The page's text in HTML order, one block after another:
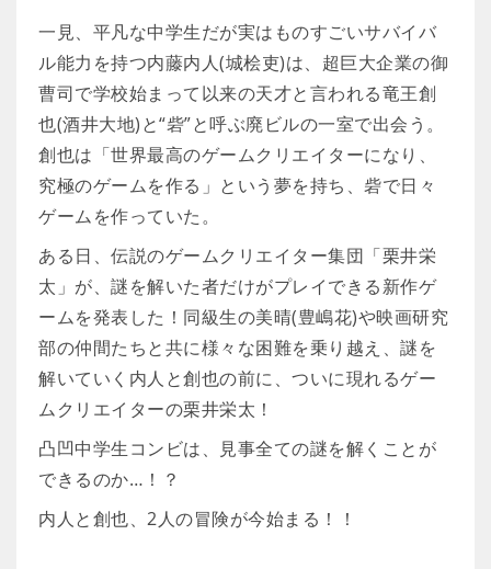
一見、平凡な中学生だが実はものすごいサバイバ
ル能力を持つ内藤内人(城桧吏)は、超巨大企業の御
曹司で学校始まって以来の天才と言われる竜王創
也(酒井大地)と“砦”と呼ぶ廃ビルの一室で出会う。
創也は「世界最高のゲームクリエイターになり、
究極のゲームを作る」という夢を持ち、砦で日々
ゲームを作っていた。
ある日、伝説のゲームクリエイター集団「栗井栄
太」が、謎を解いた者だけがプレイできる新作ゲ
ームを発表した！同級生の美晴(豊嶋花)や映画研究
部の仲間たちと共に様々な困難を乗り越え、謎を
解いていく内人と創也の前に、ついに現れるゲー
ムクリエイターの栗井栄太！
凸凹中学生コンビは、見事全ての謎を解くことが
できるのか…！？
内人と創也、2人の冒険が今始まる！！